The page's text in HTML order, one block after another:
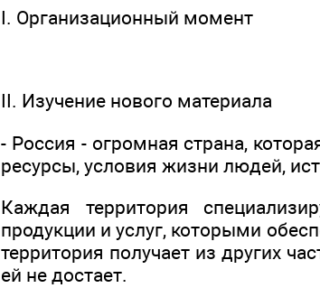
I. Организационный момент
II. Изучение нового материала
- Россия - огромная страна,
ресурсы, условия жизни людей,
Каждая территория
продукции и услуг, которыми
территория получает из других
ей не достает.